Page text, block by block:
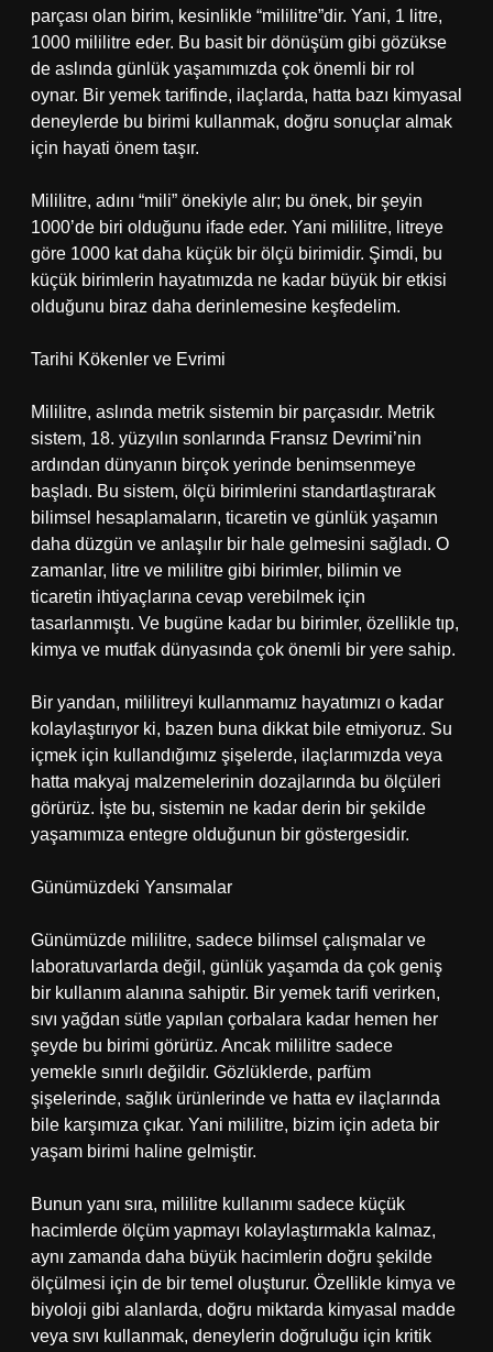
parçası olan birim, kesinlikle “mililitre”dir. Yani, 1 litre,
1000 mililitre eder. Bu basit bir dönüşüm gibi gözükse
de aslında günlük yaşamımızda çok önemli bir rol
oynar. Bir yemek tarifinde, ilaçlarda, hatta bazı kimyasal
deneylerde bu birimi kullanmak, doğru sonuçlar almak
için hayati önem taşır.
Mililitre, adını “mili” önekiyle alır; bu önek, bir şeyin
1000’de biri olduğunu ifade eder. Yani mililitre, litreye
göre 1000 kat daha küçük bir ölçü birimidir. Şimdi, bu
küçük birimlerin hayatımızda ne kadar büyük bir etkisi
olduğunu biraz daha derinlemesine keşfedelim.
Tarihi Kökenler ve Evrimi
Mililitre, aslında metrik sistemin bir parçasıdır. Metrik
sistem, 18. yüzyılın sonlarında Fransız Devrimi’nin
ardından dünyanın birçok yerinde benimsenmeye
başladı. Bu sistem, ölçü birimlerini standartlaştırarak
bilimsel hesaplamaların, ticaretin ve günlük yaşamın
daha düzgün ve anlaşılır bir hale gelmesini sağladı. O
zamanlar, litre ve mililitre gibi birimler, bilimin ve
ticaretin ihtiyaçlarına cevap verebilmek için
tasarlanmıştı. Ve bugüne kadar bu birimler, özellikle tıp,
kimya ve mutfak dünyasında çok önemli bir yere sahip.
Bir yandan, mililitreyi kullanmamız hayatımızı o kadar
kolaylaştırıyor ki, bazen buna dikkat bile etmiyoruz. Su
içmek için kullandığımız şişelerde, ilaçlarımızda veya
hatta makyaj malzemelerinin dozajlarında bu ölçüleri
görürüz. İşte bu, sistemin ne kadar derin bir şekilde
yaşamımıza entegre olduğunun bir göstergesidir.
Günümüzdeki Yansımalar
Günümüzde mililitre, sadece bilimsel çalışmalar ve
laboratuvarlarda değil, günlük yaşamda da çok geniş
bir kullanım alanına sahiptir. Bir yemek tarifi verirken,
sıvı yağdan sütle yapılan çorbalara kadar hemen her
şeyde bu birimi görürüz. Ancak mililitre sadece
yemekle sınırlı değildir. Gözlüklerde, parfüm
şişelerinde, sağlık ürünlerinde ve hatta ev ilaçlarında
bile karşımıza çıkar. Yani mililitre, bizim için adeta bir
yaşam birimi haline gelmiştir.
Bunun yanı sıra, mililitre kullanımı sadece küçük
hacimlerde ölçüm yapmayı kolaylaştırmakla kalmaz,
aynı zamanda daha büyük hacimlerin doğru şekilde
ölçülmesi için de bir temel oluşturur. Özellikle kimya ve
biyoloji gibi alanlarda, doğru miktarda kimyasal madde
veya sıvı kullanmak, deneylerin doğruluğu için kritik